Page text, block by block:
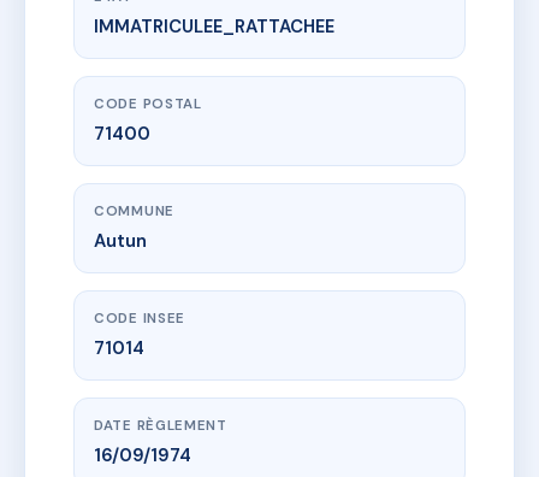
www.vme.plus/AD8813917
TOUR ST JEAN
1 r de gaillon
IMMATRICULEE_RATTACHEE
CODE POSTAL
71400
COMMUNE
Autun
CODE INSEE
71014
DATE RÈGLEMENT
16/09/1974